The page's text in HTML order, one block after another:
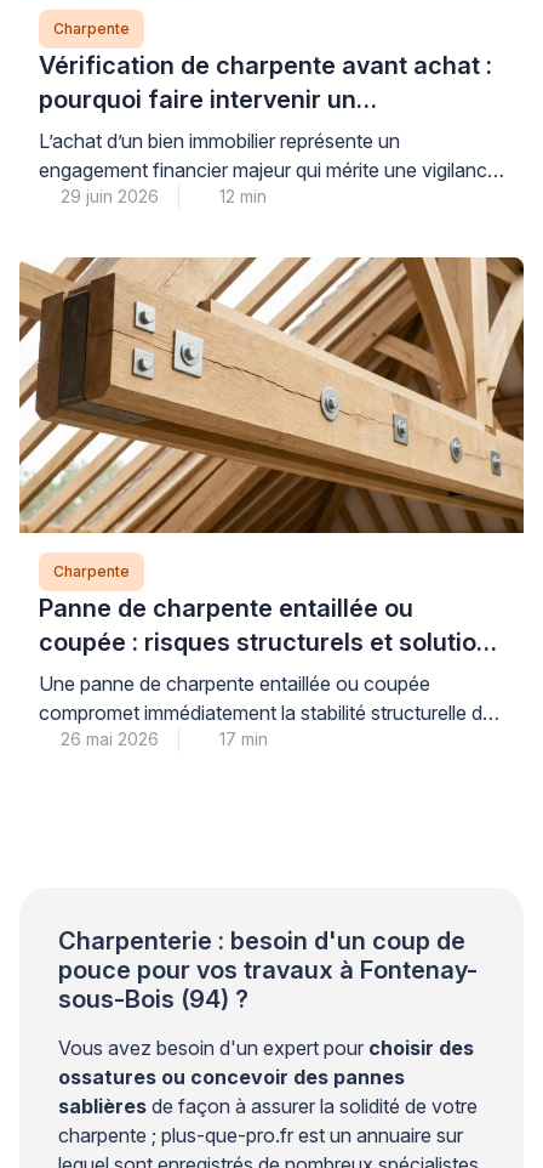
Charpente
Vérification de charpente avant achat :
pourquoi faire intervenir un
professionnel est indispensable
L’achat d’un bien immobilier représente un
engagement financier majeur qui mérite une vigilance
particulière sur l’état de la charpente, élément
classiques. Pour votre sérénité, faire intervenir un
professionnel qualifié avant la signature définitive
constitue la meilleure protection contre les vices
cachés structurels, même lorsque les combles sont
aménagés. Cette […]
29 juin 2026 12 min
Charpente
Panne de charpente entaillée ou
coupée : risques structurels et solutions
de renfort (moisage, remplacement)
Une panne de charpente entaillée ou coupée
compromet immédiatement la stabilité structurelle de
votre toiture : face à ce risque réel, seul un
26 mai 2026 17 min
Charpenterie : besoin d'un coup de
pouce pour vos travaux à Fontenay-
sous-Bois (94) ?
Vous avez besoin d'un expert pour choisir des
ossatures ou concevoir des pannes
sablières de façon à assurer la solidité de votre
charpente ; plus-que-pro.fr est un annuaire sur